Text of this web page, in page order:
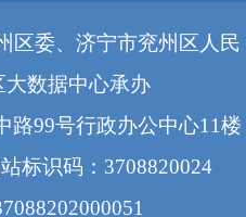
区委、济宁市兖州区人民
数据中心承办
路99号行政办公中心11楼
标识码：3708820024